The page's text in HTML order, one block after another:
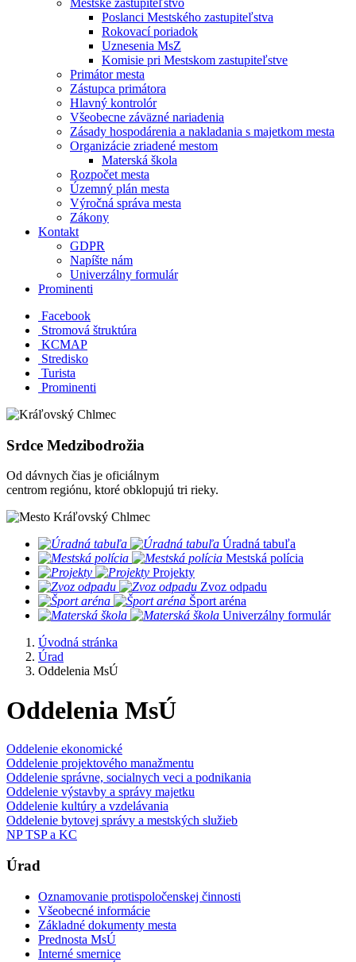
Mestské zastupiteľstvo
Poslanci Mestského zastupiteľstva
Rokovací poriadok
Uznesenia MsZ
Komisie pri Mestskom zastupiteľstve
Primátor mesta
Zástupca primátora
Hlavný kontrolór
Všeobecne záväzné nariadenia
Zásady hospodárenia a nakladania s majetkom mesta
Organizácie zriadené mestom
Materská škola
Rozpočet mesta
Územný plán mesta
Výročná správa mesta
Zákony
Kontakt
GDPR
Napíšte nám
Univerzálny formulár
Prominenti
Facebook
Stromová štruktúra
KCMAP
Stredisko
Turista
Prominenti
Srdce Medzibodrožia
Od dávnych čias je oficiálnym
centrom regiónu, ktoré obklopujú tri rieky.
Úradná tabuľa
Mestská polícia
Projekty
Zvoz odpadu
Šport aréna
Univerzálny formulár
Úvodná stránka
Úrad
Oddelenia MsÚ
Oddelenia MsÚ
Oddelenie ekonomické
Oddelenie projektového manažmentu
Oddelenie správne, socialnych veci a podnikania
Oddelenie výstavby a správy majetku
Oddelenie kultúry a vzdelávania
Oddelenie bytovej správy a mestských služieb
NP TSP a KC
Úrad
Oznamovanie protispoločenskej činnosti
Všeobecné informácie
Základné dokumenty mesta
Prednosta MsÚ
Interné smernice